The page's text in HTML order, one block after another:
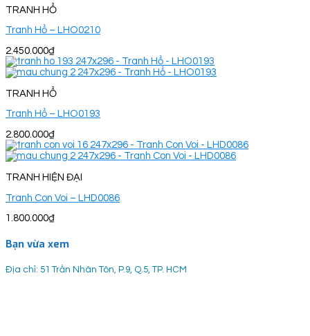
TRANH HỔ
Tranh Hổ – LHO0210
2.450.000₫
TRANH HỔ
Tranh Hổ – LHO0193
2.800.000₫
TRANH HIỆN ĐẠI
Tranh Con Voi – LHD0086
1.800.000₫
Bạn vừa xem
Địa chỉ: 51 Trần Nhân Tôn, P.9, Q.5, TP. HCM